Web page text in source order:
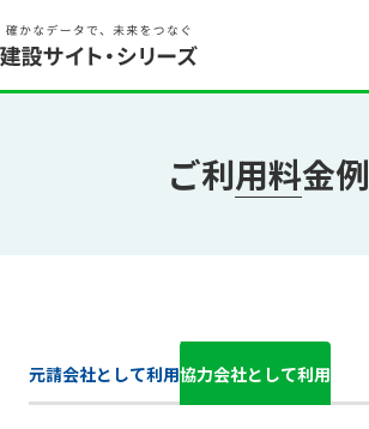
ご利用料金例
元請会社として利用協力会社として利用